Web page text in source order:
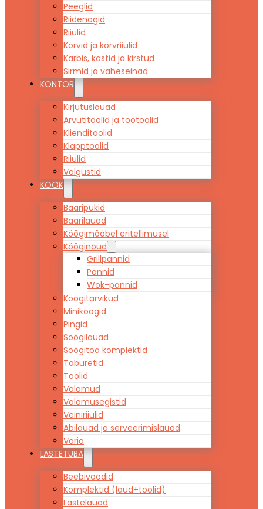
Peeglid
Riidenagid
Riiulid
Korvid ja korvriiulid
Karbis, kastid ja kirstud
Sirmid ja vaheseinad
KONTOR
Kirjutuslauad
Arvutitoolid ja töötoolid
Klienditoolid
Klapptoolid
Riiulid
Valgustid
KÖÖK
Baaripukid
Baarilauad
Köögimööbel eritellimusel
Kööginõud
Grillpannid
Pannid
Wok-pannid
Köögitarvikud
Miniköögid
Pingid
Söögilauad
Söögitoa komplektid
Taburetid
Toolid
Valamud
Valamusegistid
Veiniriiulid
Abilauad ja serveerimislauad
Varia
LASTETUBA
Beebivoodid
Komplektid (laud+toolid)
Lastelauad